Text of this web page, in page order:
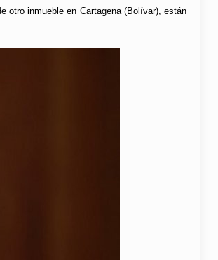
otro inmueble en Cartagena (Bolívar), están